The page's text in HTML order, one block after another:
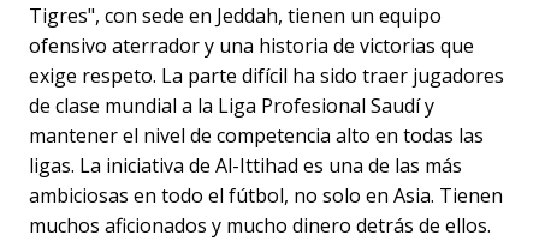
Tigres", con sede en Jeddah, tienen un equipo
ofensivo aterrador y una historia de victorias que
exige respeto. La parte difícil ha sido traer jugadores
de clase mundial a la Liga Profesional Saudí y
mantener el nivel de competencia alto en todas las
ligas. La iniciativa de Al-Ittihad es una de las más
ambiciosas en todo el fútbol, no solo en Asia. Tienen
muchos aficionados y mucho dinero detrás de ellos.